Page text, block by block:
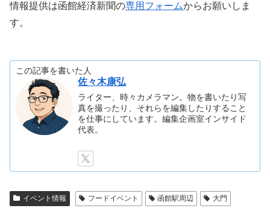
情報提供は函館経済新聞の専用フォームからお願いしま
す。
この記事を書いた人
佐々木康弘
ライター、時々カメラマン。物を書いたり写
真を撮ったり、それらを編集したりすること
を仕事にしています。編集企画室インサイド
代表。
イベント情報 フードイベント 函館駅周辺 大門